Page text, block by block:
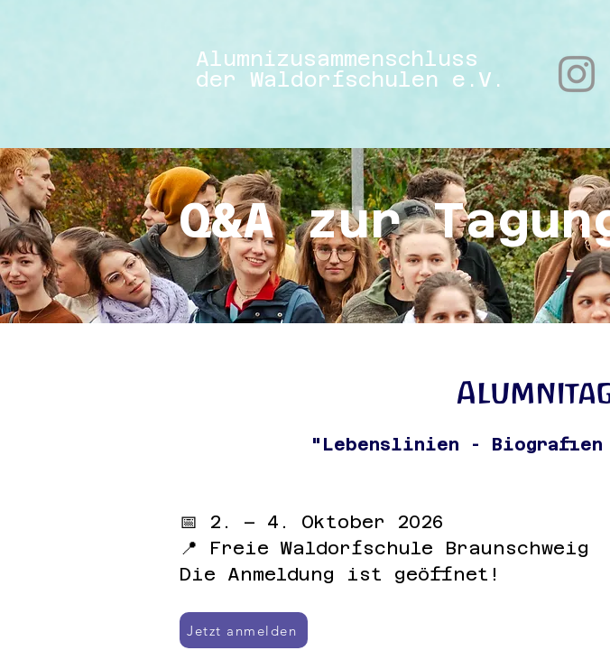
Alumnizusammenschluss
der​ Waldorfschulen e.V.
Q&A zur
"Lebenslinien - Biografien
📅 2. – 4. Oktober 2026
📍 Freie Waldorfschule Braunschweig
Die Anmeldung ist geöffnet!
Jetzt anmelden